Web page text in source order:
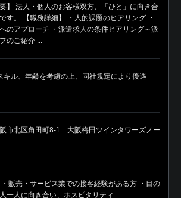
要】 法人・個人のお客様双方、「ひと」に向き合
す。 【職務詳細】 ・人的課題のヒアリング ・
のアプローチ ・派遣求人の条件ヒアリング～派
のご紹介 ...
キル、年齢を考慮の上、同社規定により優遇
市北区角田町8-1 大阪梅田ツインタワーズノー
・販売・サービス業での接客経験がある方 ・目の
一人に向き合い、ホスピタリティ...